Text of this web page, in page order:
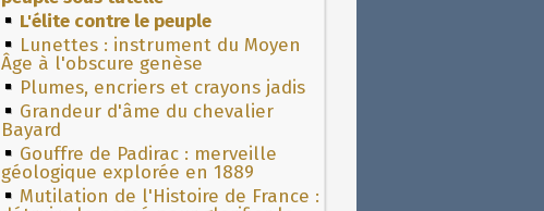
L'élite contre le peuple
Lunettes : instrument du Moyen
Âge à l'obscure genèse
Plumes, encriers et crayons jadis
Grandeur d'âme du chevalier
Bayard
Gouffre de Padirac : merveille
géologique explorée en 1889
Mutilation de l'Histoire de France :